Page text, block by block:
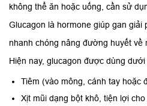
không thể ăn hoặc uống, cần sử
Glucagon là hormone giúp gan giải
nhanh chóng nâng đường huyết về
Hiện nay, glucagon được dùng
Tiêm (vào mông, cánh tay hoặc
Xịt mũi dạng bột khô, tiện lợi